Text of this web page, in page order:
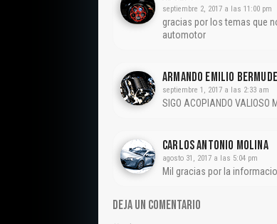
septiembre 2, 2017 a las 11:00 pm
gracias por los temas que
automotor
Armando Emilio
septiembre 1, 2017 a las 2:33 am
SIGO ACOPIANDO VALIOSO
CARLOS ANTONIO MOLINA
agosto 31, 2017 a las 5:04 pm
Mil gracias por la
DEJA UN COMENTARIO